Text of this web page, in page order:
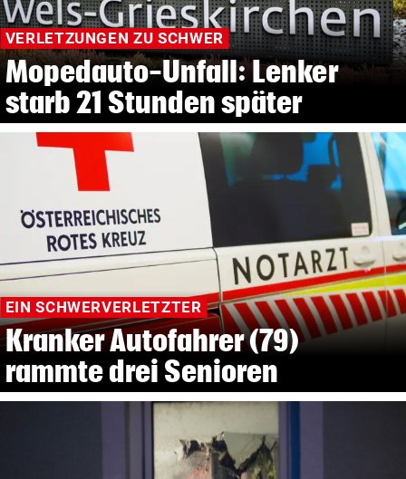
VERLETZUNGEN ZU SCHWER
Mopedauto-Unfall: Lenker
starb 21 Stunden später
EIN SCHWERVERLETZTER
Kranker Autofahrer (79)
rammte drei Senioren